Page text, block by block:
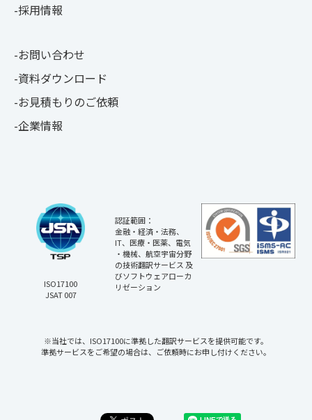
採用情報
お問い合わせ
資料ダウンロード
お見積もりのご依頼
企業情報
ISO17100
JSAT 007
認証範囲：
金融・経済・法務、
IT、医療・医薬、電気
・機械、航空宇宙分野
の技術翻訳サービス 及
びソフトウェアローカ
リゼーション
※当社では、ISO17100に準拠した翻訳サービスを提供可能です。
準拠サービスをご希望の場合は、ご依頼時にお申し付けください。